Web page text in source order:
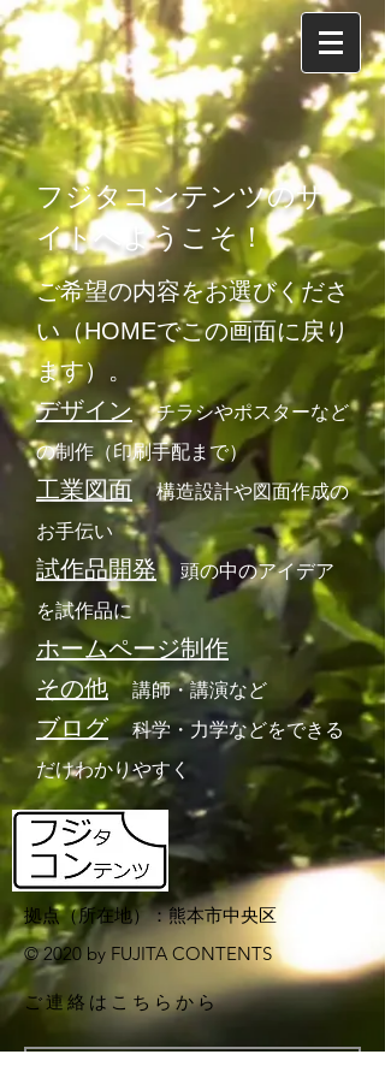
ご希望の内容をお選びくださ
い（HOMEでこの画面に戻り
ます）。
デザイン
チラシやポスターなど
の制作（印刷手配まで）
工業図面
​構造設計や図面作成の
お手伝い
試作品開発
​頭の中のアイデア
を試作品に
ホームページ制作
その他
​講師・講演など
ブログ
​科学・力学などをできる
だけわかりやすく
フジタコンテンツのサ
イトへようこそ！​​
拠点（所在地）：熊本市中央区
© 2020 by FUJITA CONTENTS
ご連絡はこちらから